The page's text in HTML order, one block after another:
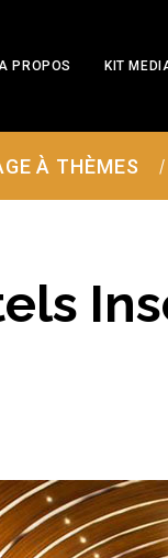
PROPOS KIT
À THÈMES